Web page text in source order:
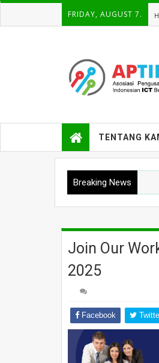
FRIDAY, AUGUST 7.
Teknologi Informasi
(TIK) Nasional -
Information and
Association
TENTANG
Breaking News
Join Our
2025
Facebook